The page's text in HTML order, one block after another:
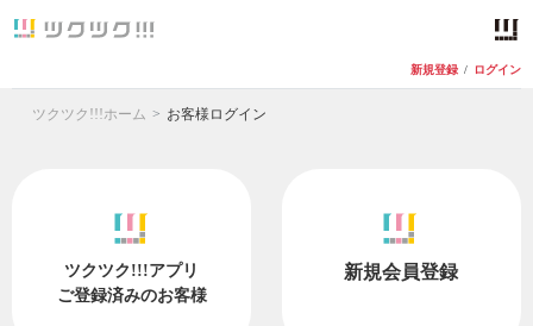
新規登録 / ログイン
ツクツク!!!ホーム お客様ログイン
ツクツク!!!アプリ
ご登録済みのお客様
新規会員登録